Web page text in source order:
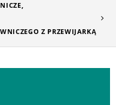
,
Z PRZEWIJARKĄ